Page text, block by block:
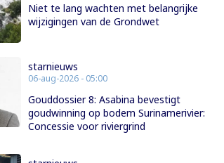
Niet te lang wachten met belangrijke
wijzigingen van de Grondwet
starnieuws
06-aug-2026 - 05:00
Gouddossier 8: Asabina bevestigt
goudwinning op bodem Surinamerivier:
Concessie voor riviergrind